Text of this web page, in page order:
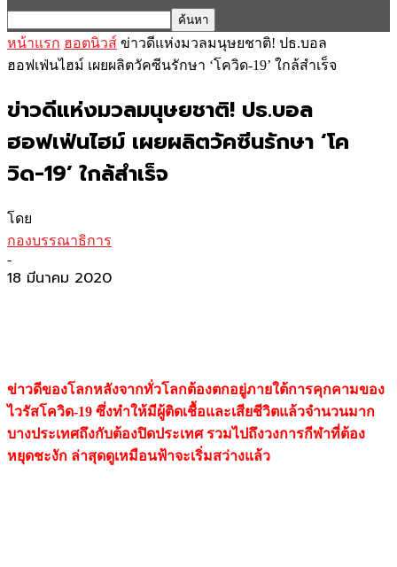
หน้าแรก ฮอตนิวส์ ข่าวดีแห่งมวลมนุษยชาติ! ปธ.บอล
ฮอฟเฟ่นไฮม์ เผยผลิตวัคซีนรักษา ‘โควิด-19’ ใกล้สำเร็จ
ข่าวดีแห่งมวลมนุษยชาติ! ปธ.บอล
ฮอฟเฟ่นไฮม์ เผยผลิตวัคซีนรักษา ‘โค
วิด-19’ ใกล้สำเร็จ
โดย
กองบรรณาธิการ
-
18 มีนาคม 2020
ข่าวดีของโลกหลังจากทั่วโลกต้องตกอยู่ภายใต้การคุกคามของ
ไวรัสโควิด-19 ซึ่งทำให้มีผู้ติดเชื้อและเสียชีวิตแล้วจำนวนมาก
บางประเทศถึงกับต้องปิดประเทศ รวมไปถึงวงการกีฬาที่ต้อง
หยุดชะงัก ล่าสุดดูเหมือนฟ้าจะเริ่มสว่างแล้ว